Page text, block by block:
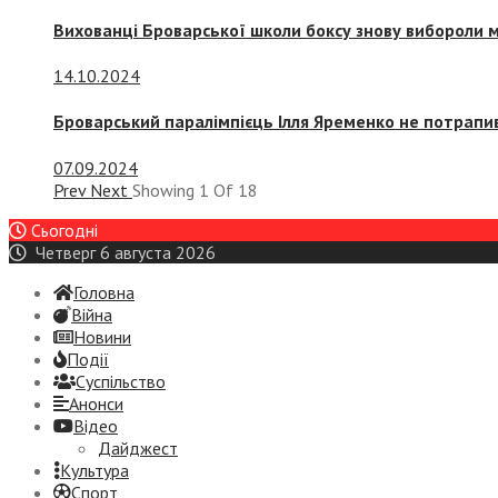
Вихованці Броварської школи боксу знову вибороли
14.10.2024
Броварський паралімпієць Ілля Яременко не
07.09.2024
Prev Next Showing 1 Of 18
Сьогодні
Четверг 6 августа 2026
Головна
Війна
Новини
Події
Суспiльство
Анонси
Відео
Дайджест
Культура
Спорт